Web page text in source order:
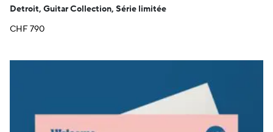
Detroit, Guitar Collection, Série limitée
CHF790